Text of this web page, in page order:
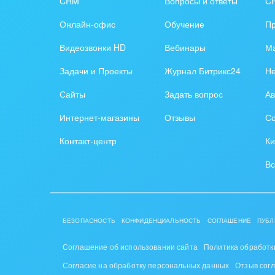
АПК
Онлайн-офис
Видеозвонки HD
Задачи и Проекты
Сайты
Интернет-магазины
Контакт-центр
Обучение
Вебинары
Журнал Битрикс24
Задать вопрос
Отзывы
БЕЗОПАСНОСТЬ КОНФИДЕНЦИАЛЬНОСТЬ СОГЛАШЕНИЕ
Соглашение об использовании сайта
Политика
Согласие на обработку персональных данных Отзыв